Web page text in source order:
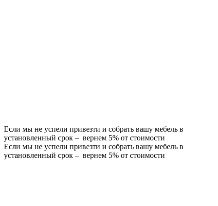
Если мы не успели привезти и собрать вашу мебель в
установленный срок – вернем 5% от стоимости
Если мы не успели привезти и собрать вашу мебель в
установленный срок – вернем 5% от стоимости